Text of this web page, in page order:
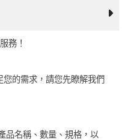
務！
的需求，請您先瞭解我們
品名稱、數量、規格，以